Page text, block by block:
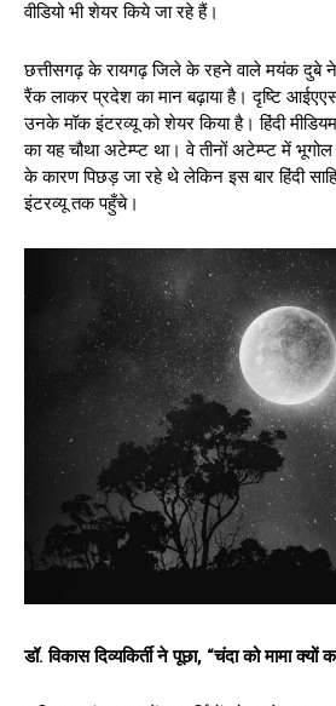
वीडियो भी शेयर किये जा रहे हैं।
छत्तीसगढ़ के रायगढ़ जिले के रहने वाले मयंक दुबे
रैंक लाकर प्रदेश का मान बढ़ाया है। दृष्टि
उनके मॉक इंटरव्यू को शेयर किया है। हिंदी
का यह चौथा अटेम्प्ट था। वे तीनों अटेम्प्ट में
के कारण पिछड़ जा रहे थे लेकिन इस बार हिंदी
इंटरव्यू तक पहुँचे।
डॉ. विकास दिव्यकिर्ती ने पूछा, “चंदा को मामा क्यों